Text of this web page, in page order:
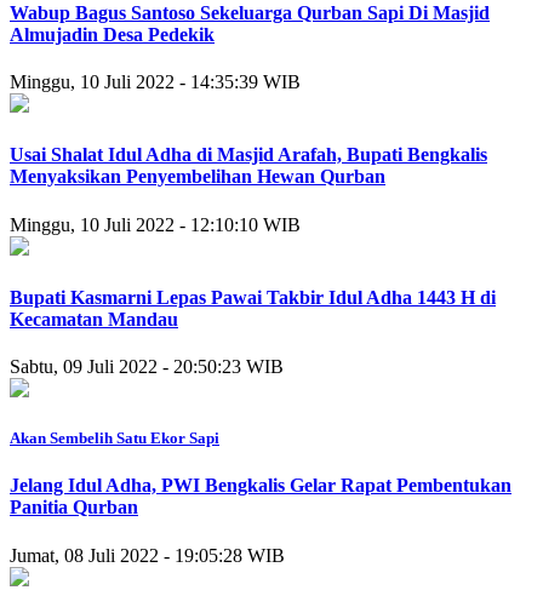
Wabup Bagus Santoso Sekeluarga Qurban Sapi Di Masjid
Almujadin Desa Pedekik
Minggu, 10 Juli 2022 - 14:35:39 WIB
Usai Shalat Idul Adha di Masjid Arafah, Bupati Bengkalis
Menyaksikan Penyembelihan Hewan Qurban
Minggu, 10 Juli 2022 - 12:10:10 WIB
Bupati Kasmarni Lepas Pawai Takbir Idul Adha 1443 H di
Kecamatan Mandau
Sabtu, 09 Juli 2022 - 20:50:23 WIB
Akan Sembelih Satu Ekor Sapi
Jelang Idul Adha, PWI Bengkalis Gelar Rapat Pembentukan
Panitia Qurban
Jumat, 08 Juli 2022 - 19:05:28 WIB